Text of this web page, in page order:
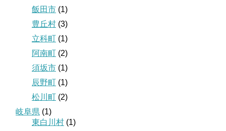
飯田市 (1)
豊丘村 (3)
立科町 (1)
阿南町 (2)
須坂市 (1)
辰野町 (1)
松川町 (2)
岐阜県 (1)
東白川村 (1)